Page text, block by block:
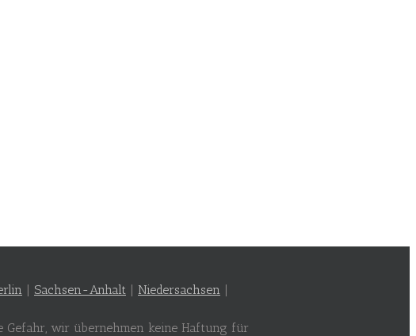
| Sachsen-Anhalt | Niedersachsen |
Gefahr, wir übernehmen keine Haftung für